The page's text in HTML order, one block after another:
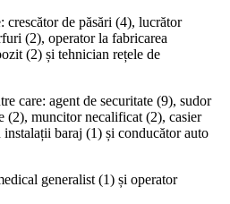
crescător de păsări (4), lucrător
(2), operator la fabricarea
(2) și tehnician rețele de
care: agent de securitate (9), sudor
(2), muncitor necalificat (2), casier
baraj (1) și conducător auto
generalist (1) și operator